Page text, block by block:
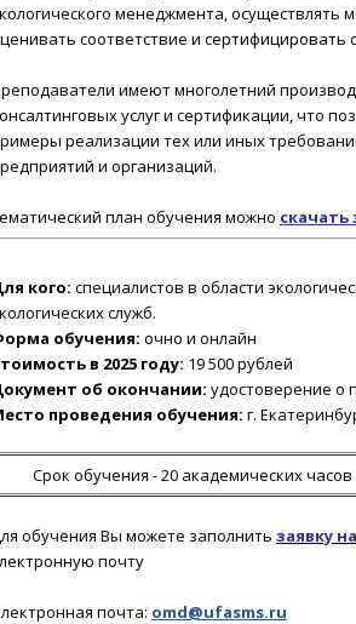
менеджмента, осуществлять
соответствие и сертифицировать
имеют многолетний
услуг и сертификации, что
реализации тех или иных
и организаций.
план обучения можно скачать
кого: специалистов в области
служб.
обучения: очно и онлайн
в 2025 году: 19 500 рублей
об окончании: удостоверение о
проведения обучения: г.
Срок обучения - 20 академических часов
обучения Вы можете заполнить заявку
почту
почта: omd@ufasms.ru